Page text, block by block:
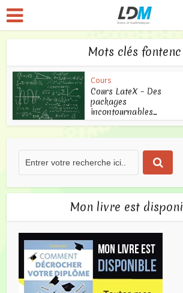
Mots clés fontenc
Cours
Cours LateX – Des
packages
incontournables...
Mon livre est